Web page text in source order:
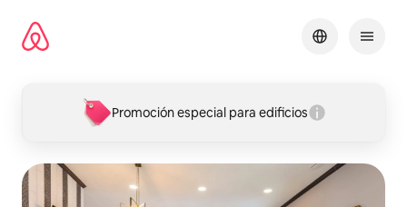
contenido
Promoción especial para edificios